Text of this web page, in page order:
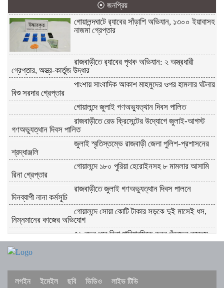
⦿ জনপ্রিয়
গোয়ালন্দঘাটে র‌্যাবের সাঁড়াশি অভিযান, ১৩০০ ইয়াবাসহ
নাজমা গ্রেপ্তার
রাজবাড়ীতে র‌্যাবের পৃথক অভিযান: ২ অস্ত্রধারী
গ্রেপ্তার, অস্ত্র-কার্তুজ উদ্ধার
পাংশায় সাংবাদিক আকাশ মাহমুদের ওপর হামলার ঘটনায়
বিশু সরদার গ্রেপ্তার
গোয়ালন্দে জুলাই গণঅভ্যুত্থান দিবস পালিত
রাজবাড়ীতে রেড ক্রিসেন্টের উদ্যোগে জুলাই-আগস্ট
গণঅভ্যুত্থান দিবস পালিত
জুলাই স্মৃতিস্তম্ভে রাজবাড়ী জেলা পুলিশ-প্রশাসনের
শ্রদ্ধাঞ্জলি
গোয়ালন্দে ১৮০ পুরিয়া হেরোইনসহ ৮ মামলার আসামি
রিনা গ্রেপ্তার
রাজবাড়ীতে জুলাই গণঅভ্যুত্থান দিবস পালনে
দিনব্যাপী নানা কর্মসূচি
গোয়ালন্দে সোয়া কোটি টাকার সড়কে দুই মাসেই ধস,
নিম্নমানের কাজের অভিযোগ
৭৬ বছর ধরে বিনা পারিশ্রমিকে কবর খুঁড়ছেন রুস্তম
ফকির,
লগইন ইমেইল ছবি ভিডিও লাইভ টিভি